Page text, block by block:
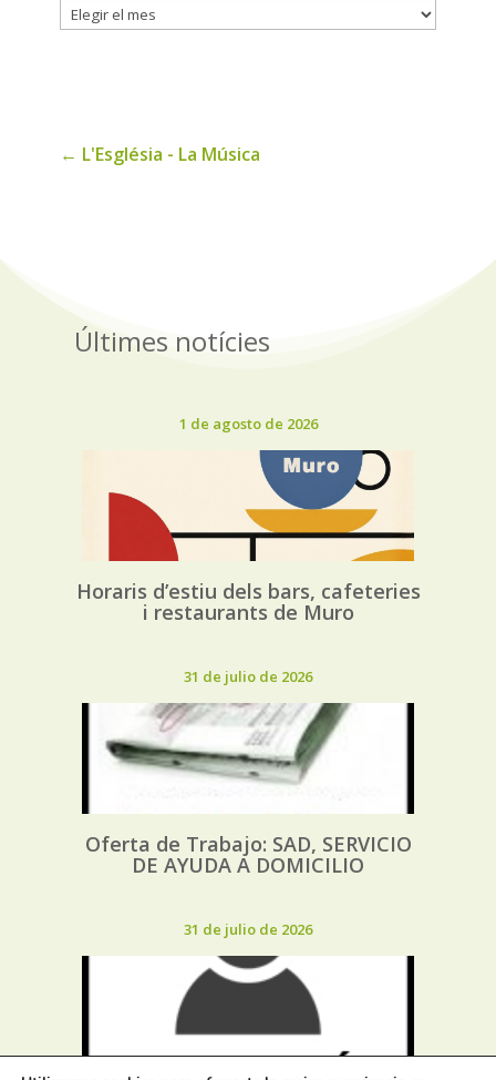
Histórico
← L'Església - La Música
Últimes notícies
1 de agosto de 2026
Horaris d’estiu dels bars, cafeteries
i restaurants de Muro
31 de julio de 2026
Oferta de Trabajo: SAD, SERVICIO
DE AYUDA A DOMICILIO
31 de julio de 2026